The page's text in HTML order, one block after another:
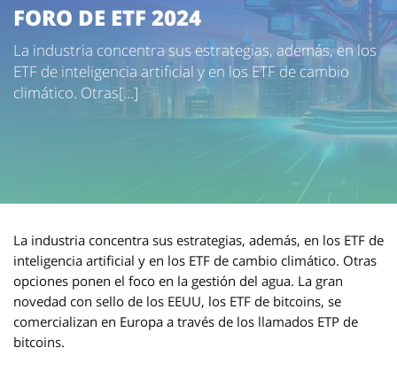
FORO DE ETF 2024
La industria concentra sus estrategias, además, en los
ETF de inteligencia artificial y en los ETF de cambio
climático. Otras[…]
La industria concentra sus estrategias, además, en los ETF de
inteligencia artificial y en los ETF de cambio climático. Otras
opciones ponen el foco en la gestión del agua. La gran
novedad con sello de los EEUU, los ETF de bitcoins, se
comercializan en Europa a través de los llamados ETP de
bitcoins.